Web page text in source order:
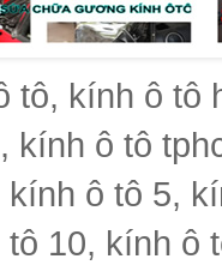
tô, kính ô tô
kính ô tô
kính ô tô 5,
10, kính ô